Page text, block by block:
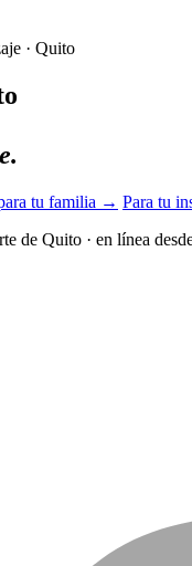
· Quito
tu familia → Para tu
de Quito · en línea